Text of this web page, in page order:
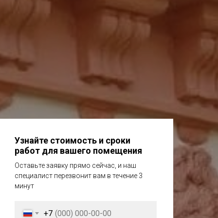
Узнайте стоимость и сроки
работ для вашего помещения
Оставьте заявку прямо сейчас, и наш
специалист перезвонит вам в течение 3
минут
+7